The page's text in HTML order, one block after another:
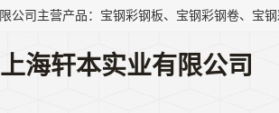
上海轩本实业有限公司